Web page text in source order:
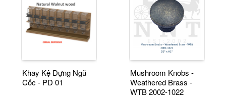
Khay Kệ Đựng Ngũ
Cốc - PD 01
Mushroom Knobs -
Weathered Brass -
WTB 2002-1022